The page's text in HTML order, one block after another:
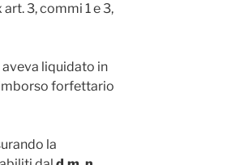
art. 3, commi 1 e 3,
liquidato in
forfettario
la